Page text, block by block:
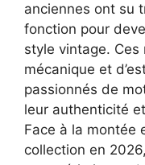
anciennes ont su
fonction pour
style vintage.
mécanique et
passionnés de
leur authenticité
Face à la montée
collection en